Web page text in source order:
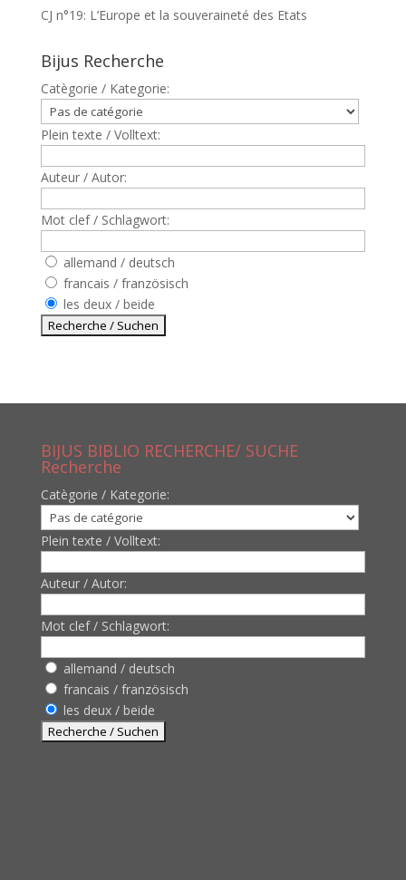
CJ n°19: L’Europe et la souveraineté des Etats
Bijus Recherche
Catègorie / Kategorie:
Plein texte / Volltext:
Auteur / Autor:
Mot clef / Schlagwort:
allemand / deutsch
francais / französisch
les deux / beide
BIJUS BIBLIO RECHERCHE/ SUCHE
Recherche
Catègorie / Kategorie:
Plein texte / Volltext:
Auteur / Autor:
Mot clef / Schlagwort:
allemand / deutsch
francais / französisch
les deux / beide